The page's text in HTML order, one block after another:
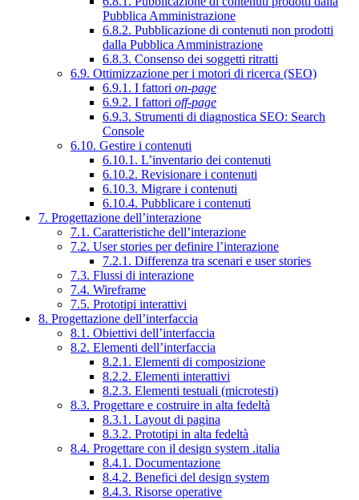
Pubblica Amministrazione
6.8.2. Pubblicazione di contenuti non prodotti
dalla Pubblica Amministrazione
6.8.3. Consenso dei soggetti ritratti
6.9. Ottimizzazione per i motori di ricerca (SEO)
6.9.1. I fattori on-page
6.9.2. I fattori off-page
6.9.3. Strumenti di diagnostica SEO: Search
Console
6.10. Gestire i contenuti
6.10.1. L’inventario dei contenuti
6.10.2. Revisionare i contenuti
6.10.3. Migrare i contenuti
6.10.4. Pubblicare i contenuti
7. Progettazione dell’interazione
7.1. Caratteristiche dell’interazione
7.2. User stories per definire l’interazione
7.2.1. Differenza tra scenari e user stories
7.3. Flussi di interazione
7.4. Wireframe
7.5. Prototipi interattivi
8. Progettazione dell’interfaccia
8.1. Obiettivi dell’interfaccia
8.2. Elementi dell’interfaccia
8.2.1. Elementi di composizione
8.2.2. Elementi interattivi
8.2.3. Elementi testuali (microtesti)
8.3. Progettare e costruire in alta fedeltà
8.3.1. Layout di pagina
8.3.2. Prototipi in alta fedeltà
8.4. Progettare con il design system .italia
8.4.1. Documentazione
8.4.2. Benefici del design system
8.4.3. Risorse operative